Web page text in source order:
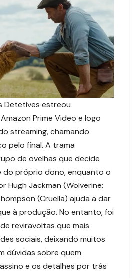
Detetives estreou
Prime Video e logo
streaming, chamando
pelo final. A trama
de ovelhas que decide
do próprio dono, enquanto o
Hugh Jackman (Wolverine:
(Cruella) ajuda a dar
à produção. No entanto, foi
reviravoltas que mais
sociais, deixando muitos
dúvidas sobre quem
e os detalhes por trás